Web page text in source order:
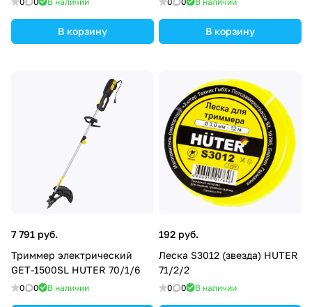
В корзину В корзину
7 791 руб.
Триммер электрический
GET-1500SL HUTER 70/1/6
0 0 В наличии
192 руб.
Леска S3012 (звезда) HUTER
71/2/2
0 0 В наличии